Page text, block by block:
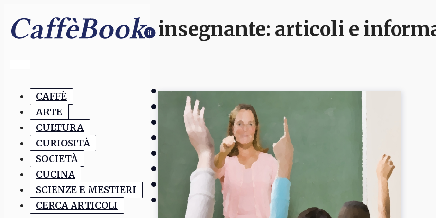
CAFFÈ
ARTE
CULTURA
CURIOSITÀ
SOCIETÀ
CUCINA
SCIENZE E MESTIERI
CERCA ARTICOLI
insegnante: articoli e